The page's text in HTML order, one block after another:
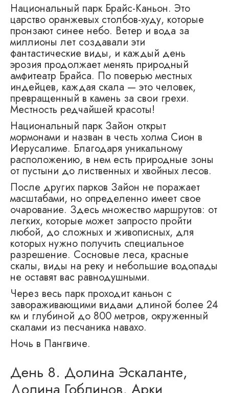
Национальный парк Брайс-Каньон. Это
царство оранжевых столбов-худу, которые
пронзают синее небо. Ветер и вода за
миллионы лет создавали эти
фантастические виды, и каждый день
эрозия продолжает менять природный
амфитеатр Брайса. По поверью местных
индейцев, каждая скала — это человек,
превращенный в камень за свои грехи.
Местность редчайшей красоты!
Национальный парк Зайон открыт
мормонами и назван в честь холма Сион в
Иерусалиме. Благодаря уникальному
расположению, в нем есть природные зоны
от пустыни до лиственных и хвойных лесов.
После других парков Зайон не поражает
масштабами, но определенно имеет свое
очарование. Здесь множество маршрутов: от
легких, которые может запросто пройти
любой, до сложных и живописных, для
которых нужно получить специальное
разрешение. Сосновые леса, красные
скалы, виды на реку и небольшие водопады
не оставят вас равнодушными.
Через весь парк проходит каньон с
завораживающими видами длиной более 24
км и глубиной до 800 метров, окруженный
скалами из песчаника навахо.
Ночь в Пангвиче.
День 8. Долина Эскаланте,